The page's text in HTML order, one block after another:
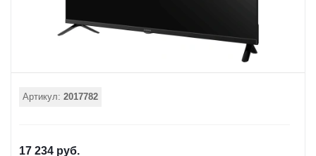
Артикул: 2017782
17 234 руб.